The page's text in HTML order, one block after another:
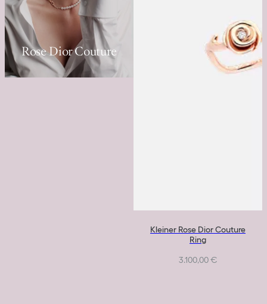
Rose Dior Couture
Kleiner Rose Dior Couture
Ring
3.100,00 €